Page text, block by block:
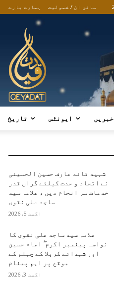
سائن ان / شمولیت ہمارے بارے
خبریں ایونٹس تاریخ
شہید قائد عارف حسین الحسینی
نے اتحاد و حدت کیلئے گراں قدر
خدمات سر انجام دیں ، علامہ سید
ساجد علی نقوی
اگست 5, 2026
علامہ سید ساجد علی نقوی کا
نواسہ پیغمبر اکرم ۖ امام حسین
اور شہدائے کربلا کے چہلم کے
موقع پر اہم پیغام
اگست 3, 2026